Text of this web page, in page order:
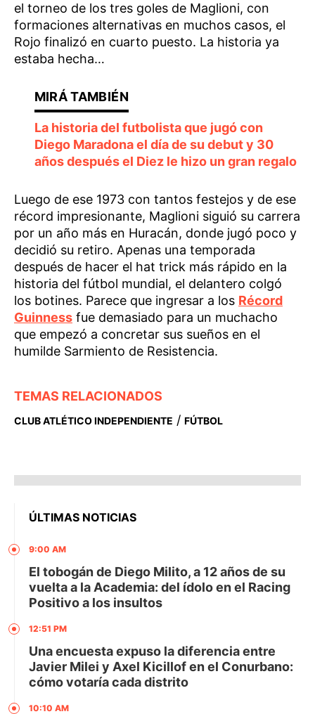
el torneo de los tres goles de Maglioni, con
formaciones alternativas en muchos casos, el
Rojo finalizó en cuarto puesto. La historia ya
estaba hecha…
La historia del futbolista que jugó con
Diego Maradona el día de su debut y 30
años después el Diez le hizo un gran regalo
Luego de ese 1973 con tantos festejos y de ese
récord impresionante, Maglioni siguió su carrera
por un año más en Huracán, donde jugó poco y
decidió su retiro. Apenas una temporada
después de hacer el hat trick más rápido en la
historia del fútbol mundial, el delantero colgó
los botines. Parece que ingresar a los Récord
Guinness fue demasiado para un muchacho
que empezó a concretar sus sueños en el
humilde Sarmiento de Resistencia.
TEMAS RELACIONADOS
CLUB ATLÉTICO INDEPENDIENTE / FÚTBOL
ÚLTIMAS NOTICIAS
9:00 AM
El tobogán de Diego Milito, a 12 años de su
vuelta a la Academia: del ídolo en el Racing
Positivo a los insultos
12:51 PM
Una encuesta expuso la diferencia entre
Javier Milei y Axel Kicillof en el Conurbano:
cómo votaría cada distrito
10:10 AM